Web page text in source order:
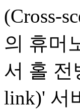
(Cross-
의 휴머
서 홀 전
link)' 서